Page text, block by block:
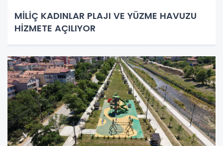
MİLİÇ KADINLAR PLAJI VE YÜZME HAVUZU
HİZMETE AÇILIYOR